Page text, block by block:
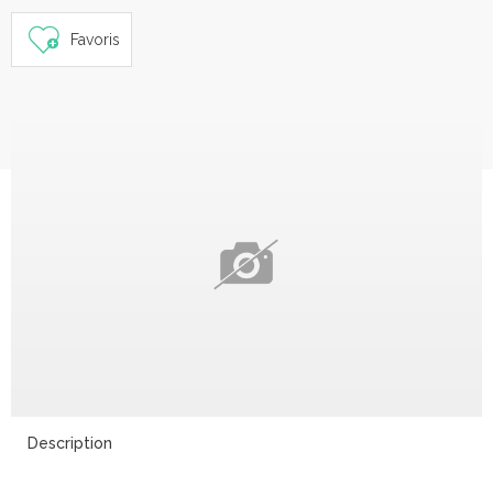
Favoris
Description